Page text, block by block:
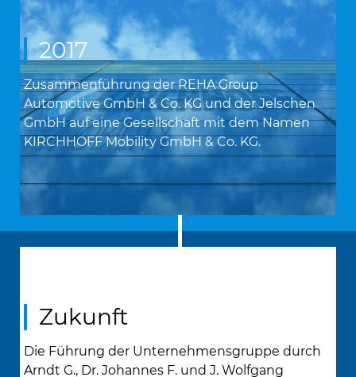
2017
Zusammenführung der REHA Group
Automotive GmbH & Co. KG und der Jelschen
GmbH auf eine Gesellschaft mit dem Namen
KIRCHHOFF Mobility GmbH & Co. KG.
Zukunft
Die Führung der Unternehmensgruppe durch
Arndt G., Dr. Johannes F. und J. Wolfgang